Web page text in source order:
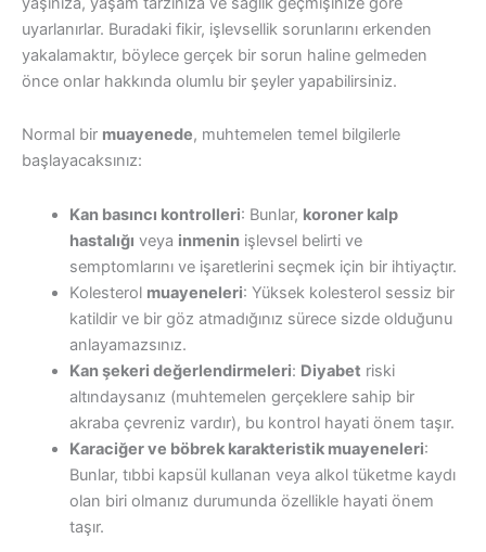
uyarlanırlar. Buradaki fikir, işlevsellik sorunlarını erkenden
yakalamaktır, böylece gerçek bir sorun haline gelmeden
önce onlar hakkında olumlu bir şeyler yapabilirsiniz.
Normal bir muayenede, muhtemelen temel bilgilerle
başlayacaksınız:
Kan basıncı kontrolleri: Bunlar, koroner kalp
hastalığı veya inmeninişlevsel belirti ve
semptomlarını ve işaretlerini seçmek için bir ihtiyaçtır.
Kolesterol muayeneleri: Yüksek kolesterol sessiz bir
katildir ve bir göz atmadığınız sürece sizde olduğunu
anlayamazsınız.
Kan şekeri değerlendirmeleri: Diyabet riski
altındaysanız (muhtemelen gerçeklere sahip bir
akraba çevreniz vardır), bu kontrol hayati önem taşır.
Karaciğer ve böbrek karakteristik muayeneleri:
Bunlar, tıbbi kapsül kullanan veya alkol tüketme kaydı
olan biri olmanız durumunda özellikle hayati önem
taşır.